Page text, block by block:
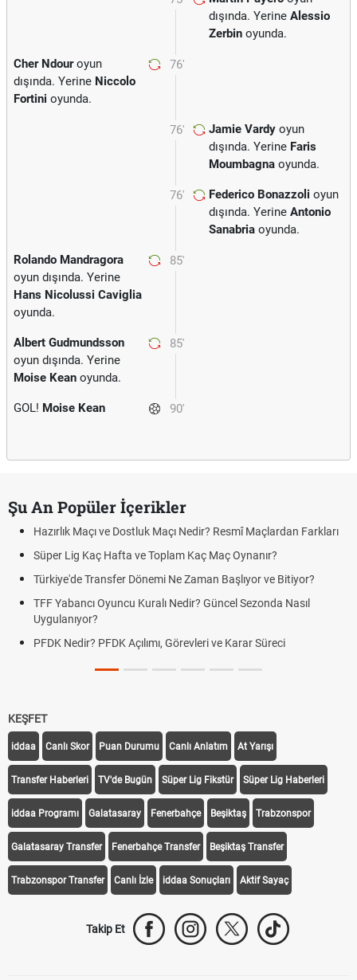
dışında. Yerine Alessio
Zerbin oyunda.
76'
Cher Ndouroyun
dışında. Yerine Niccolo
Fortini oyunda.
76' Jamie Vardy oyun
dışında. Yerine Faris
Moumbagna oyunda.
76' Federico Bonazzoli oyun
dışında. Yerine Antonio
Sanabria oyunda.
85'
Rolando Mandragora
oyun dışında. Yerine
Hans Nicolussi Caviglia
oyunda.
85'
Albert Gudmundsson
oyun dışında. Yerine
Moise Kean oyunda.
90'
GOL! Moise Kean
Şu An Popüler İçerikler
Hazırlık Maçı ve Dostluk Maçı Nedir? Resmî Maçlardan Farkları
Süper Lig Kaç Hafta ve Toplam Kaç Maç Oynanır?
Türkiye'de Transfer Dönemi Ne Zaman Başlıyor ve Bitiyor?
TFF Yabancı Oyuncu Kuralı Nedir? Güncel Sezonda Nasıl
Uygulanıyor?
PFDK Nedir? PFDK Açılımı, Görevleri ve Karar Süreci
KEŞFET
iddaa Canlı Skor Puan Durumu Canlı Anlatım At Yarışı
Transfer Haberleri TV'de Bugün Süper Lig Fikstür Süper Lig Haberleri
iddaa Programı Galatasaray Fenerbahçe Beşiktaş Trabzonspor
Galatasaray Transfer Fenerbahçe Transfer Beşiktaş Transfer
Trabzonspor Transfer Canlı İzle iddaa Sonuçları Aktif Sayaç
Takip Et